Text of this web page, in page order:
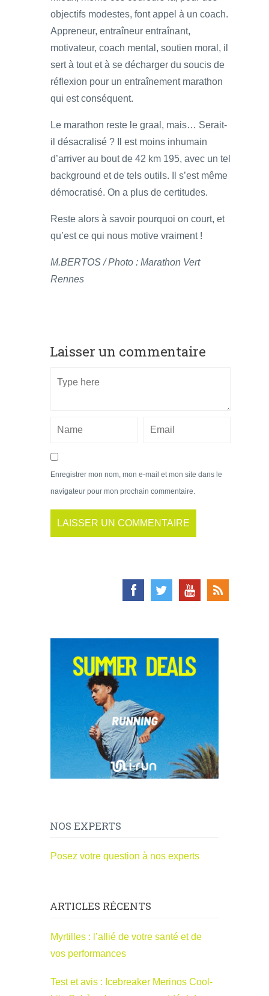
objectifs modestes, font appel à un coach.
Appreneur, entraîneur entraînant,
motivateur, coach mental, soutien moral, il
sert à tout et à se décharger du soucis de
réflexion pour un entraînement marathon
qui est conséquent.
Le marathon reste le graal, mais… Serait-
il désacralisé ? Il est moins inhumain
d’arriver au bout de 42 km 195, avec un tel
background et de tels outils. Il s’est même
démocratisé. On a plus de certitudes.
Reste alors à savoir pourquoi on court, et
qu’est ce qui nous motive vraiment !
M.BERTOS / Photo : Marathon Vert
Rennes
Laisser un commentaire
Enregistrer mon nom, mon e-mail et mon site dans le
navigateur pour mon prochain commentaire.
NOS EXPERTS
Posez votre question à nos experts
ARTICLES RÉCENTS
Myrtilles : l’allié de votre santé et de
vos performances
Test et avis : Icebreaker Merinos Cool-